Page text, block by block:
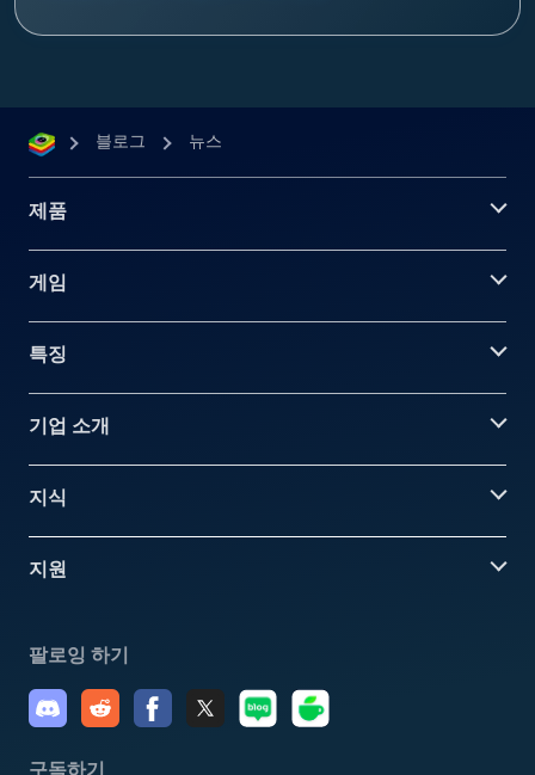
블로그 뉴스
제품
게임
특징
기업 소개
지식
지원
팔로잉 하기
구독하기